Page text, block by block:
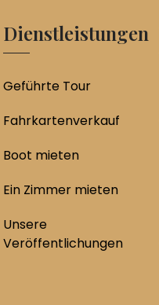
Dienstleistungen
Geführte Tour
Fahrkartenverkauf
Boot mieten
Ein Zimmer mieten
Unsere
Veröffentlichungen